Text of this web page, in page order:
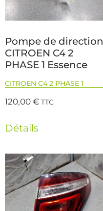
Pompe de direction
CITROEN C4 2
PHASE 1 Essence
CITROEN C4 2 PHASE 1
120,00€ TTC
Détails